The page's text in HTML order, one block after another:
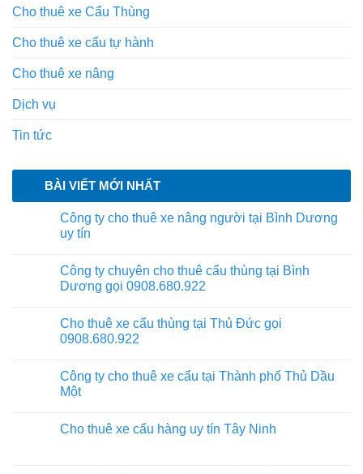
Cho thuê xe Cẩu Thùng
Cho thuê xe cẩu tự hành
Cho thuê xe nâng
Dịch vụ
Tin tức
BÀI VIẾT MỚI NHẤT
Công ty cho thuê xe nâng người tại Bình Dương
uy tín
Công ty chuyên cho thuê cẩu thùng tại Bình
Dương gọi 0908.680.922
Cho thuê xe cẩu thùng tại Thủ Đức gọi
0908.680.922
Công ty cho thuê xe cẩu tại Thành phố Thủ Dầu
Một
Cho thuê xe cẩu hàng uy tín Tây Ninh